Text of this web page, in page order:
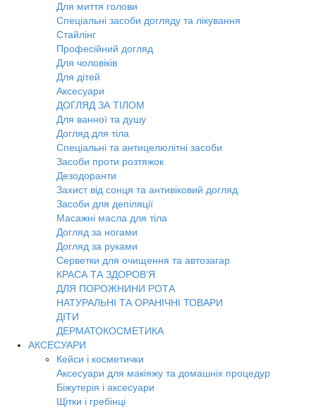
Для миття голови
Спеціальні засоби догляду та лікування
Стайлінг
Професійний догляд
Для чоловіків
Для дітей
Аксесуари
ДОГЛЯД ЗА ТІЛОМ
Для ванної та душу
Догляд для тіла
Спеціальні та антицелюлітні засоби
Засоби проти розтяжок
Дезодоранти
Захист від сонця та антивіковий догляд
Засоби для депіляції
Масажні масла для тіла
Догляд за ногами
Догляд за руками
Серветки для очищення та автозагар
КРАСА ТА ЗДОРОВ'Я
ДЛЯ ПОРОЖНИНИ РОТА
НАТУРАЛЬНІ ТА ОРАНІЧНІ ТОВАРИ
ДІТИ
ДЕРМАТОКОСМЕТИКА
АКСЕСУАРИ
Кейси і косметички
Аксесуари для макіяжу та домашніх процедур
Біжутерія і аксесуари
Щітки і гребінці